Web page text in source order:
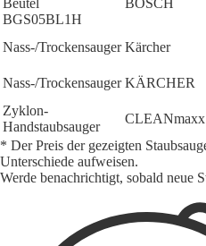
Beutel
BGS05BL1H
BOSCH
Nass-/Trockensauger Kärcher
Nass-/Trockensauger KÄRCHER
Zyklon-
Handstaubsauger
CLEANmaxx
* Der Preis der gezeigten
Unterschiede aufweisen.
Werde benachrichtigt, sobald neue